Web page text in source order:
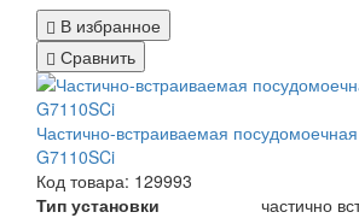
В избранное
Сравнить
Частично-встраиваемая
G7110SCi
Код товара: 129993
Тип установки
частично